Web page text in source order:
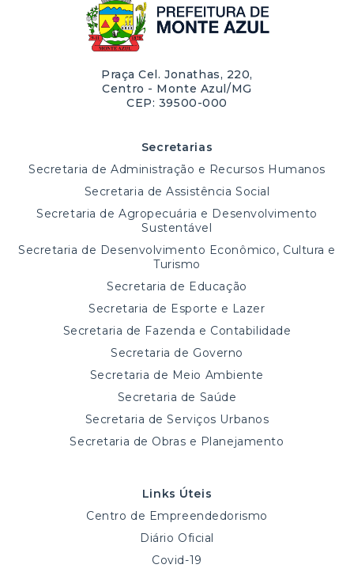
Praça Cel. Jonathas, 220,
Centro - Monte Azul/MG
CEP: 39500-000
Secretarias
Secretaria de Administração e Recursos Humanos
Secretaria de Assistência Social
Secretaria de Agropecuária e Desenvolvimento
Sustentável
Secretaria de Desenvolvimento Econômico, Cultura e
Turismo
Secretaria de Educação
Secretaria de Esporte e Lazer
Secretaria de Fazenda e Contabilidade
Secretaria de Governo
Secretaria de Meio Ambiente
Secretaria de Saúde
Secretaria de Serviços Urbanos
Secretaria de Obras e Planejamento
Links Úteis
Centro de Empreendedorismo
Diário Oficial
Covid-19